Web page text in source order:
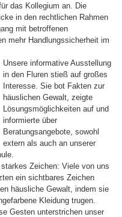
das Kollegium an. Die
in den rechtlichen Rahmen
mit betroffenen
mehr Handlungssicherheit im
Unsere informative Ausstellung
in den Fluren stieß auf großes
Interesse. Sie bot Fakten zur
häuslichen Gewalt, zeigte
Lösungsmöglichkeiten auf und
informierte über
Beratungsangebote, sowohl
extern als auch an unserer
starkes Zeichen: Viele von uns
ein sichtbares Zeichen
häusliche Gewalt, indem sie
Kleidung trugen.
Gesten unterstrichen unser